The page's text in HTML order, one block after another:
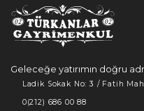
Geleceğe yatırımın doğru
Ladik Sokak No: 3 / Fatih
0(212) 686 00 88